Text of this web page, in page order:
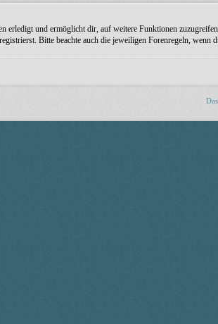
und ermöglicht dir, auf weitere Funktionen
Bitte beachte auch die jeweiligen Forenregeln, wenn